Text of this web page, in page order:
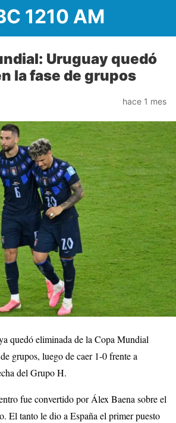
1210 AM
Uruguay quedó
la fase de grupos
hace 1 mes
quedó eliminada de la Copa Mundial
grupos, luego de caer 1-0 frente a
del Grupo H.
fue convertido por Álex Baena sobre el
El tanto le dio a España el primer puesto